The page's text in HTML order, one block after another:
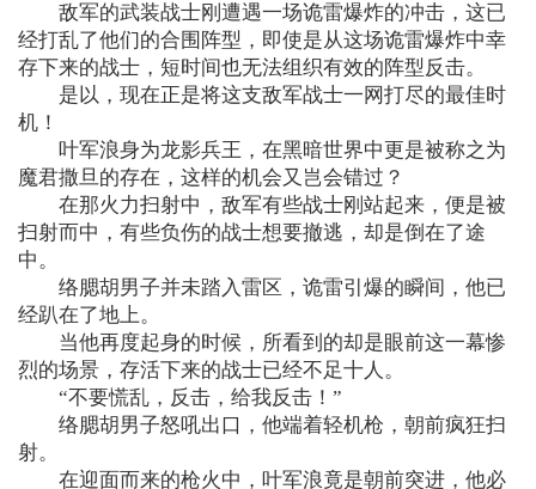
敌军的武装战士刚遭遇一场诡雷爆炸的冲击，这已
经打乱了他们的合围阵型，即使是从这场诡雷爆炸中幸
存下来的战士，短时间也无法组织有效的阵型反击。
是以，现在正是将这支敌军战士一网打尽的最佳时
机！
叶军浪身为龙影兵王，在黑暗世界中更是被称之为
魔君撒旦的存在，这样的机会又岂会错过？
在那火力扫射中，敌军有些战士刚站起来，便是被
扫射而中，有些负伤的战士想要撤逃，却是倒在了途
中。
络腮胡男子并未踏入雷区，诡雷引爆的瞬间，他已
经趴在了地上。
当他再度起身的时候，所看到的却是眼前这一幕惨
烈的场景，存活下来的战士已经不足十人。
“不要慌乱，反击，给我反击！”
络腮胡男子怒吼出口，他端着轻机枪，朝前疯狂扫
射。
在迎面而来的枪火中，叶军浪竟是朝前突进，他必